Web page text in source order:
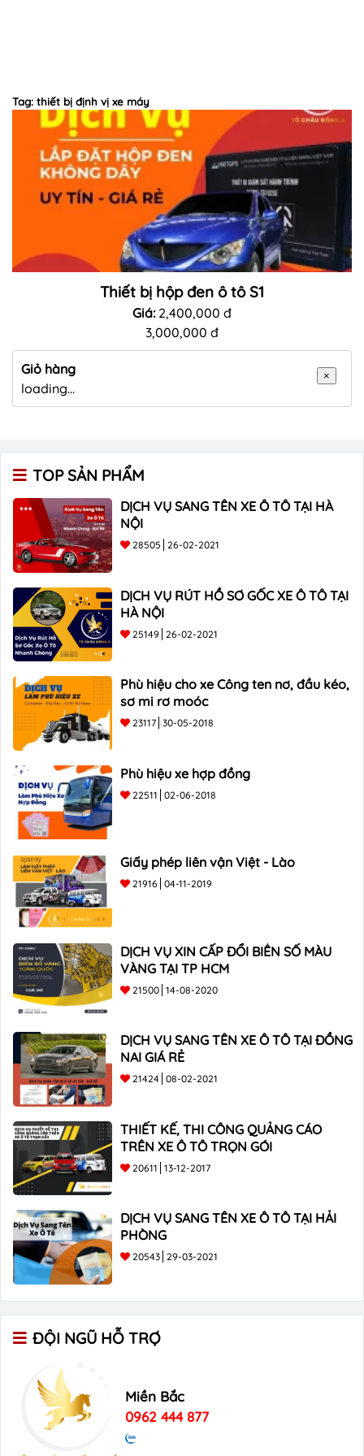
Tag: thiết bị định vị xe máy
Thiết bị hộp đen ô tô S1
Giá: 2,400,000 đ
3,000,000 đ
×
Giỏ hàng
loading...
TOP SẢN PHẨM
DỊCH VỤ SANG TÊN XE Ô TÔ TẠI HÀ
NỘI
28505 26-02-2021
DỊCH VỤ RÚT HỒ SƠ GỐC XE Ô TÔ TẠI
HÀ NỘI
25149 26-02-2021
Phù hiệu cho xe Công ten nơ, đầu kéo,
sơ mi rơ moóc
23117 30-05-2018
Phù hiệu xe hợp đồng
22511 02-06-2018
Giấy phép liên vận Việt - Lào
21916 04-11-2019
DỊCH VỤ XIN CẤP ĐỔI BIỂN SỐ MÀU
VÀNG TẠI TP HCM
21500 14-08-2020
DỊCH VỤ SANG TÊN XE Ô TÔ TẠI ĐỒNG
NAI GIÁ RẺ
21424 08-02-2021
THIẾT KẾ, THI CÔNG QUẢNG CÁO
TRÊN XE Ô TÔ TRỌN GÓI
20611 13-12-2017
DỊCH VỤ SANG TÊN XE Ô TÔ TẠI HẢI
PHÒNG
20543 29-03-2021
ĐỘI NGŨ HỖ TRỢ
Miền Bắc
0962 444 877